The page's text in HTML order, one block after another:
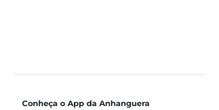
Conheça o App da Anhanguera